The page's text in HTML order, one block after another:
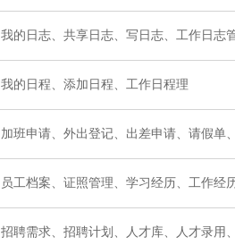
我的日志、共享日志、写日志、工作日志
我的日程、添加日程、工作日程理
加班申请、外出登记、出差申请、请假单
员工档案、证照管理、学习经历、工作经
招聘需求、招聘计划、人才库、人才录用